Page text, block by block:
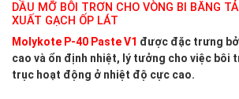
DẦU MỠ BÔI TRƠN CHO VÒNG BI BĂNG
XUẤT GẠCH ỐP LÁT
Molykote P-40 Paste V1 được đặc trưng
cao và ổn định nhiệt, lý tưởng cho việc bôi
trục hoạt động ở nhiệt độ cực cao.